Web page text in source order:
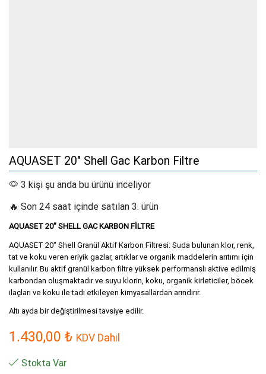
AQUASET 20″ Shell Gac Karbon Filtre
3 kişi şu anda bu ürünü inceliyor
🔥 Son 24 saat içinde satılan 3. ürün
AQUASET 20″ SHELL GAC KARBON FİLTRE
AQUASET 20″ Shell Granül Aktif Karbon Filtresi: Suda bulunan klor, renk,
tat ve koku veren eriyik gazlar, artıklar ve organik maddelerin arıtımı için
kullanılır. Bu aktif granül karbon filtre yüksek performanslı aktive edilmiş
karbondan oluşmaktadır ve suyu klorin, koku, organik kirleticiler, böcek
ilaçları ve koku ile tadı etkileyen kimyasallardan arındırır.
Altı ayda bir değiştirilmesi tavsiye edilir.
1.430,00 ₺ KDV Dahil
Stokta Var